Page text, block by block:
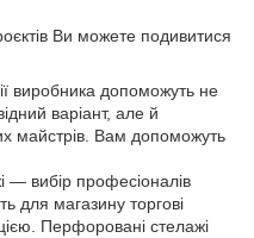
Ви можете подивитися
допоможуть не
варіант, але й
майстрів. Вам допоможуть
— вибір професіоналів
для магазину торгові
Перфоровані стелажі